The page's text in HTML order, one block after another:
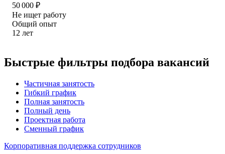
50 000 ₽
Не ищет работу
Общий опыт
12 лет
Быстрые фильтры подбора вакансий
Частичная занятость
Гибкий график
Полная занятость
Полный день
Проектная работа
Сменный график
Корпоративная поддержка сотрудников